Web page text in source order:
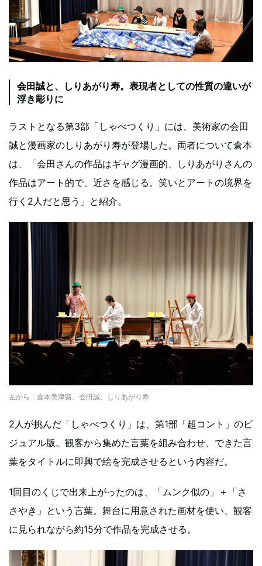
会田誠と、しりあがり寿。表現者としての性質の違いが
浮き彫りに
ラストとなる第3部「しゃべつくり」には、美術家の会田
誠と漫画家のしりあがり寿が登場した。両者について倉本
は、「会田さんの作品はギャグ漫画的、しりあがりさんの
作品はアート的で、近さを感じる。笑いとアートの境界を
行く2人だと思う」と紹介。
左から：倉本美津留、会田誠、しりあがり寿
2人が挑んだ「しゃべつくり」は、第1部「超コント」のビ
ジュアル版。観客から集めた言葉を組み合わせ、できた言
葉をタイトルに即興で絵を完成させるという内容だ。
1回目のくじで出来上がったのは、「ムンク似の」＋「さ
さやき」という言葉。舞台に用意された画材を使い、観客
に見られながら約15分で作品を完成させる。